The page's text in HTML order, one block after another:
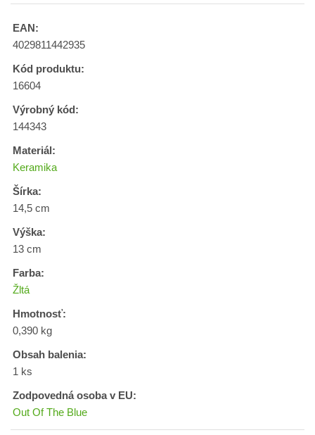
EAN:
4029811442935
Kód produktu:
16604
Výrobný kód:
144343
Materiál:
Keramika
Šírka:
14,5 cm
Výška:
13 cm
Farba:
Žltá
Hmotnosť:
0,390 kg
Obsah balenia:
1 ks
Zodpovedná osoba v EU:
Out Of The Blue